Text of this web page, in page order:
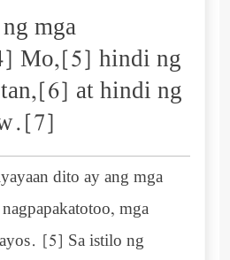
mga
Mo,[5] hindi ng
at hindi ng
dito ay ang mga
mga
[5] Sa istilo ng